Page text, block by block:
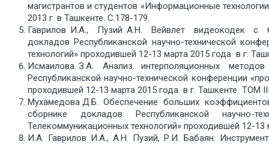
магистрантов и студентов «Информационные
2013 г. в Ташкенте. С.178-179.
Гаврилов И.А., Пузий А.Н. Вейвлет видеокодек с
докладов Республиканской научно-технической
технологий» проходившей 12-13 марта 2015 года в г.
Исмаилова З.А. Анализ интерполяционных методов
Республиканской научно-технической конференции
проходившей 12-13 марта 2015 года в г. Ташкенте ТОМ
Мухамедова Д.Б. Обеспечение больших
сборнике докладов Республиканской научно-
Телекоммуникационных технологий» проходившей 12-
И.А. Гаврилов И.А., А.Н. Пузий, Р.И. Бабаян.